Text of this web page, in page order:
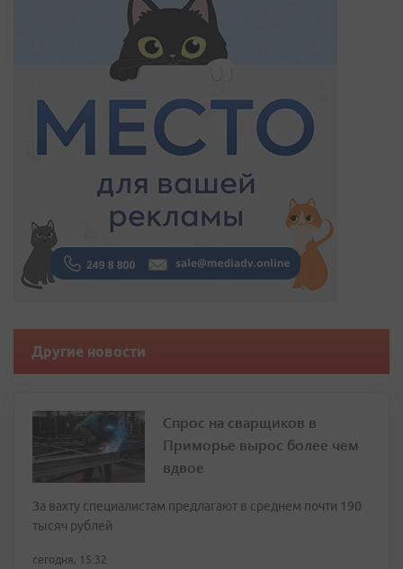
Другие новости
Спрос на сварщиков в
Приморье вырос более чем
вдвое
За вахту специалистам предлагают в среднем почти 190
тысяч рублей
сегодня, 15:32